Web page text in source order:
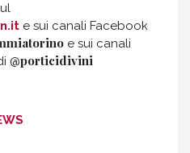
e sui canali Facebook
e sui canali
@porticidivini